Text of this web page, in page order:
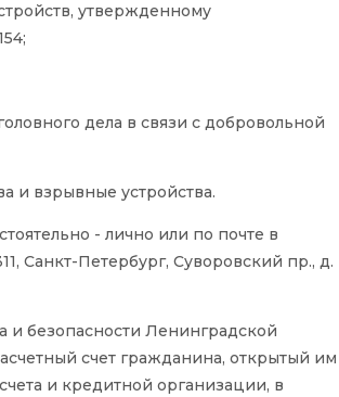
утвержденному
дела в связи с добровольной
и взрывные устройства.
- лично или по почте в
Санкт-Петербург, Суворовский пр., д.
и безопасности Ленинградской
счет гражданина, открытый им
и кредитной организации, в